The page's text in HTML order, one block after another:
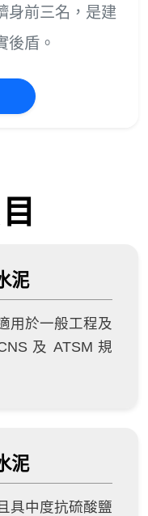
身前三名，是建
後盾。
泥
用於一般工程及
及 ATSM 規
泥
具中度抗硫酸鹽